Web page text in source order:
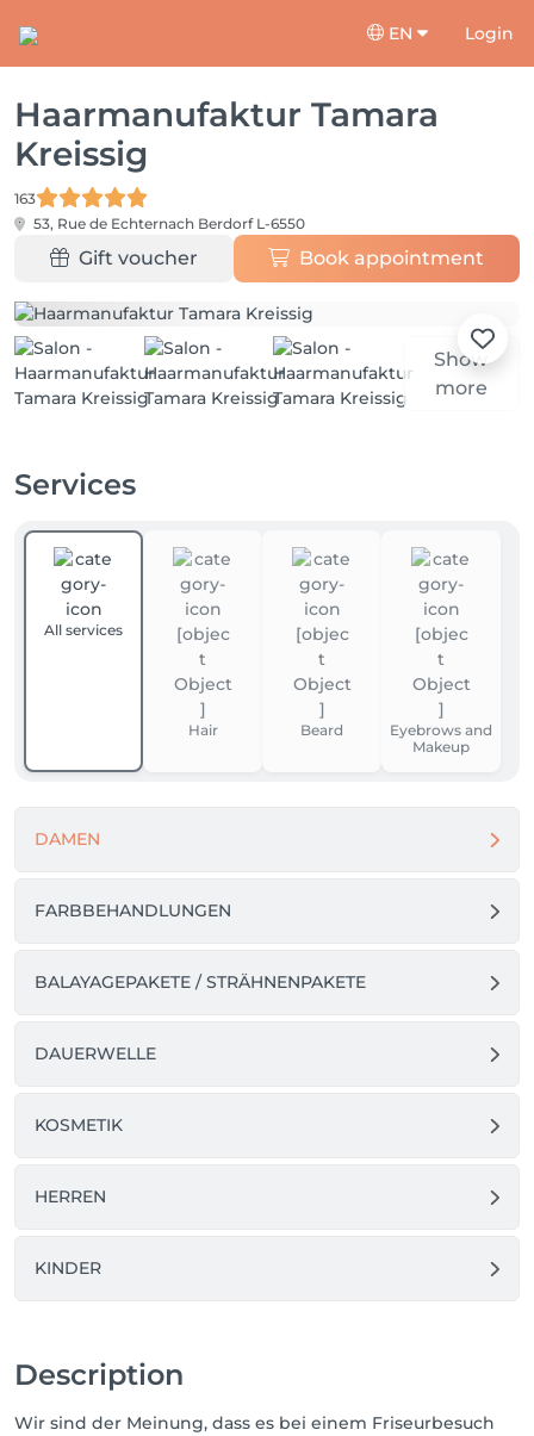
EN Login
Haarmanufaktur Tamara
Kreissig
163
53, Rue de Echternach Berdorf L-6550
Gift voucher Book appointment
Show
more
Services
All services
Hair Beard
Eyebrows and
Makeup
DAMEN
FARBBEHANDLUNGEN
BALAYAGEPAKETE / STRÄHNENPAKETE
DAUERWELLE
KOSMETIK
HERREN
KINDER
Description
Wir sind der Meinung, dass es bei einem Friseurbesuch